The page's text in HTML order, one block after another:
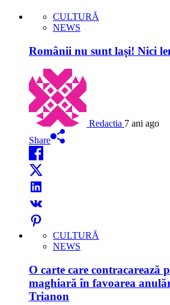
CULTURĂ
NEWS
Românii nu sunt laşi! Nici
Redactia 7 ani ago
Share
CULTURĂ
NEWS
O carte care contracarează
maghiară în favoarea
Trianon